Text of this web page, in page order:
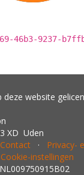
46b3-9237-
website
XD Uden
Contact · Privacy-
Cookie-instellingen